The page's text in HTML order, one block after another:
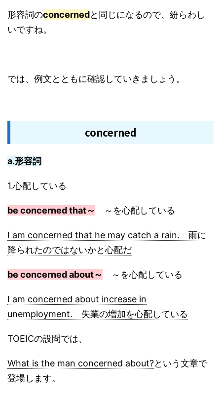
形容詞のconcernedと同じになるので、紛らわし
いですね。
では、例文とともに確認していきましょう。
concerned
a.形容詞
1.心配している
be concerned that～ ～を心配している
I am concerned that he may catch a rain. 雨に
降られたのではないかと心配だ
be concerned about～ ～を心配している
I am concerned about increase in
unemployment. 失業の増加を心配している
TOEICの設問では、
What is the man concerned about?という文章で
登場します。